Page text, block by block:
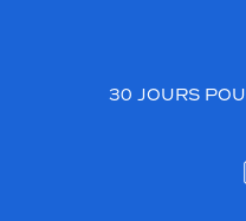
30 JOURS